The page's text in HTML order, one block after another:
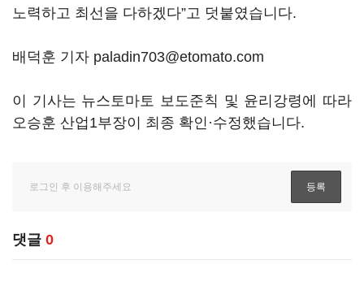
노력하고 최선을 다하겠다”고 덧붙였습니다.
배덕훈 기자 paladin703@etomato.com
이 기사는 뉴스토마토 보도준칙 및 윤리강령에 따라
오승훈 산업1부장이 최종 확인·수정했습니다.
댓글 0